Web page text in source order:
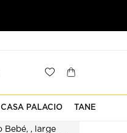
CASA PALACIO TANE